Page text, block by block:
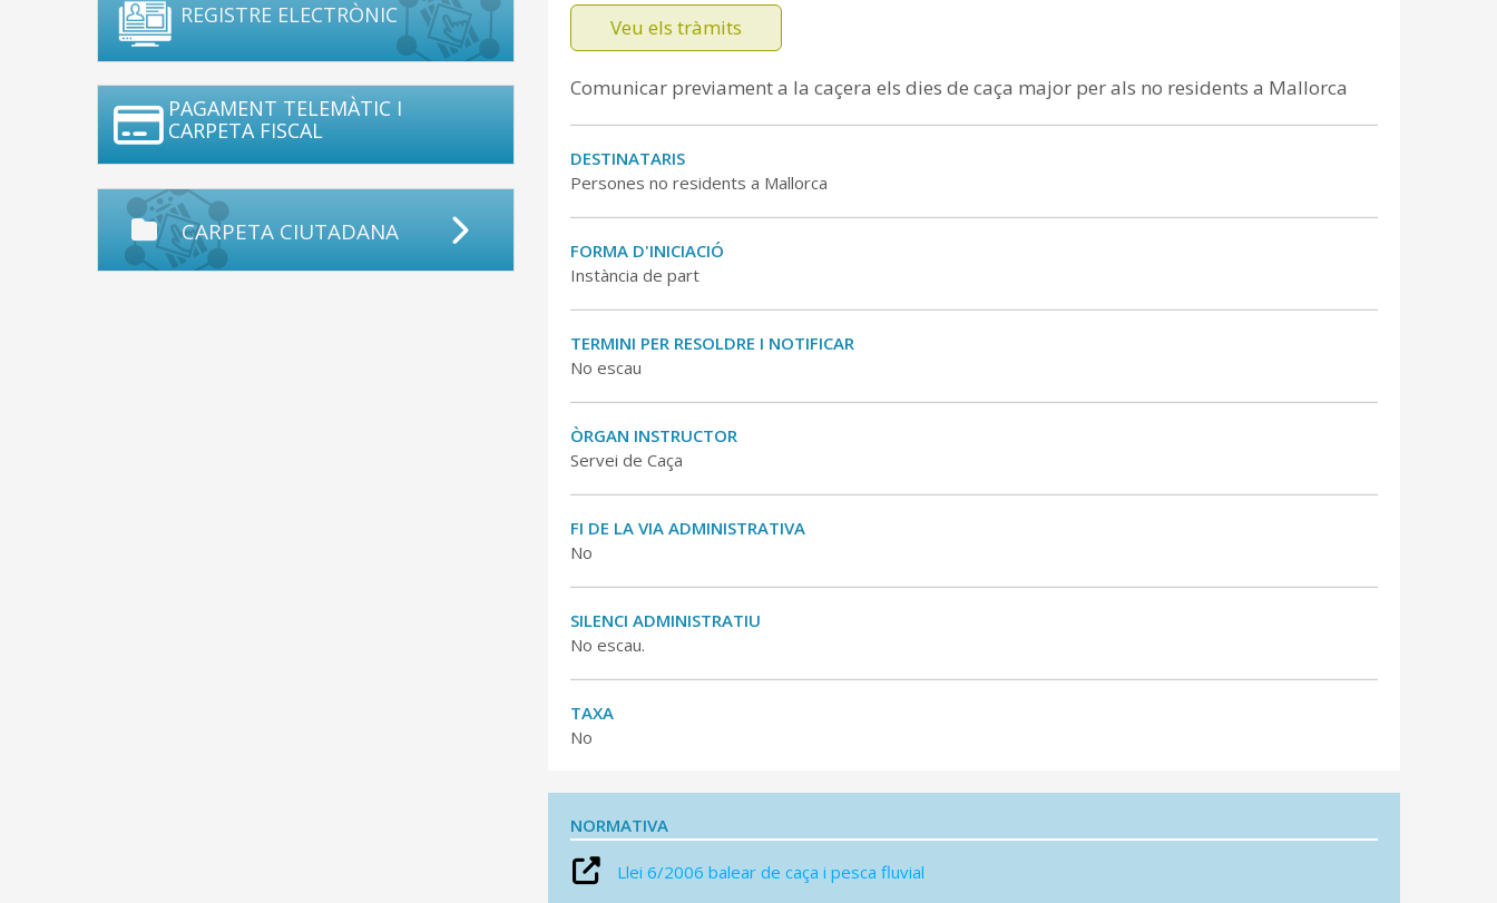
REGISTRE ELECTRÒNIC
PAGAMENT TELEMÀTIC I
CARPETA FISCAL
CARPETA CIUTADANA
Veu els tràmits
Comunicar previament a la caçera els dies de caça major per als no residents a Mallorca
DESTINATARIS
Persones no residents a Mallorca
FORMA D'INICIACIÓ
Instància de part
TERMINI PER RESOLDRE I NOTIFICAR
No escau
ÒRGAN INSTRUCTOR
Servei de Caça
FI DE LA VIA ADMINISTRATIVA
No
SILENCI ADMINISTRATIU
No escau.
TAXA
No
NORMATIVA
Llei 6/2006 balear de caça i pesca fluvial